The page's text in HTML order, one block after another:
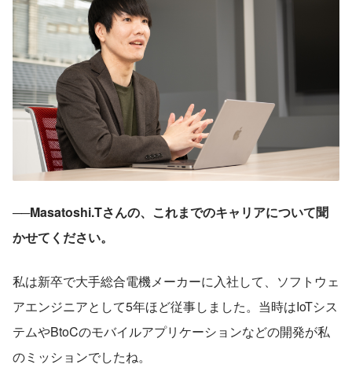
──Masatoshi.Tさんの、これまでのキャリアについて聞
かせてください。
私は新卒で大手総合電機メーカーに入社して、ソフトウェ
アエンジニアとして5年ほど従事しました。当時はIoTシス
テムやBtoCのモバイルアプリケーションなどの開発が私
のミッションでしたね。